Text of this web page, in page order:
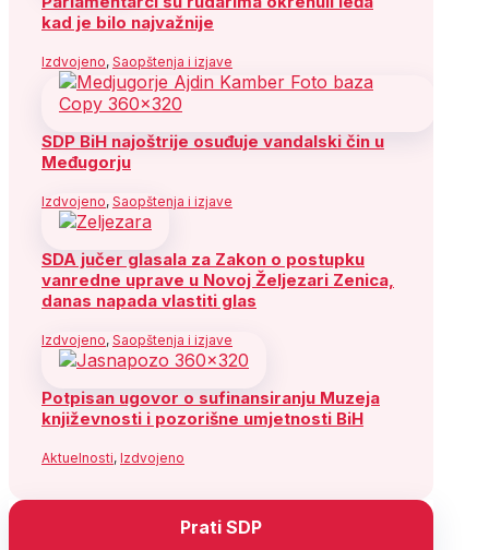
kad je bilo najvažnije
Izdvojeno, Saopštenja i izjave
SDP BiH najoštrije osuđuje vandalski čin u
Međugorju
Izdvojeno, Saopštenja i izjave
SDA jučer glasala za Zakon o postupku
vanredne uprave u Novoj Željezari Zenica,
danas napada vlastiti glas
Izdvojeno, Saopštenja i izjave
Potpisan ugovor o sufinansiranju Muzeja
književnosti i pozorišne umjetnosti BiH
Aktuelnosti, Izdvojeno
Prati SDP